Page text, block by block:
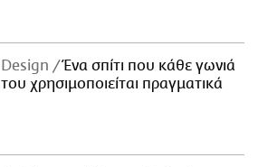
Design
Ένα σπίτι που κάθε γωνιά
του χρησιμοποιείται πραγματικά